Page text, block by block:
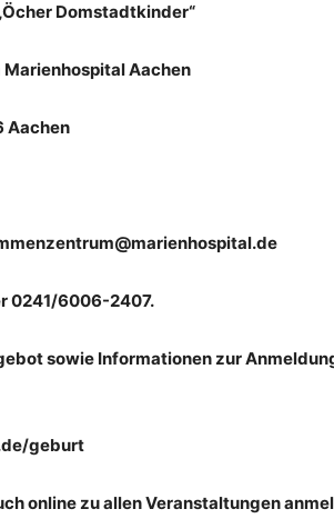
Domstadtkinder“
Aachen
Aachen
0241/6006-2407.
sowie Informationen zur
geburt
online zu allen Veranstaltungen